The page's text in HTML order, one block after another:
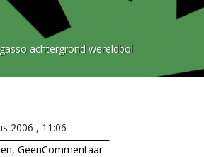
achtergrond wereldbol
2006 , 11:06
, GeenCommentaar